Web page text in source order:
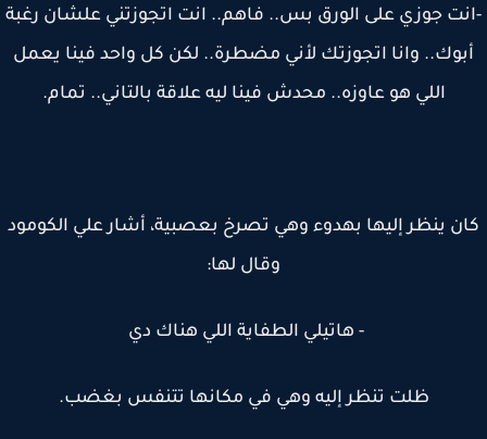
جوزي على الورق بس.. فاهم.. انت اتجوزتني علشان رغبة
وانا اتجوزتك لأني مضطرة.. لكن كل واحد فينا يعمل
اللي هو عاوزه.. محدش فينا ليه علاقة بالتاني.. تمام.
ينظر إليها بهدوء وهي تصرخ بعصبية، أشار علي الكومود
وقال لها:
- هاتيلي الطفاية اللي هناك دي
ظلت تنظر إليه وهي في مكانها تتنفس بغضب.